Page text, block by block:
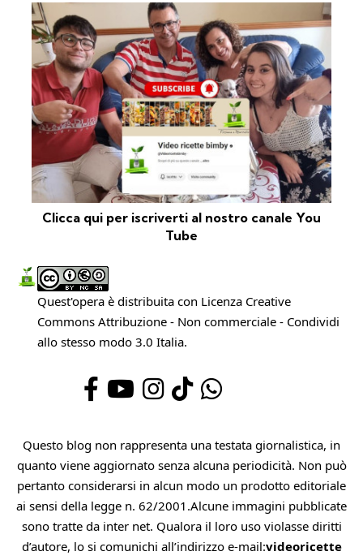
Clicca qui per iscriverti al nostro canale You
Tube
Quest'opera è distribuita con Licenza Creative
Commons Attribuzione - Non commerciale - Condividi
allo stesso modo 3.0 Italia.
Questo blog non rappresenta una testata giornalistica, in
quanto viene aggiornato senza alcuna periodicità. Non può
pertanto considerarsi in alcun modo un prodotto editoriale
ai sensi della legge n. 62/2001.Alcune immagini pubblicate
sono tratte da inter net. Qualora il loro uso violasse diritti
d’autore, lo si comunichi all’indirizzo e-mail:videoricette